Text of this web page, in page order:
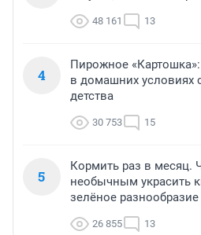
48 161 13
4
Пирожное
в домашних условиях
детства
30 753 15
5
Кормить раз в
необычным украсить
зелёное
26 855 13